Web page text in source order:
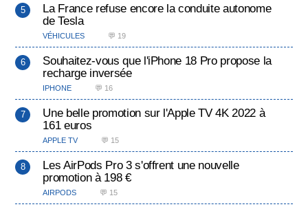
La France refuse encore la conduite autonome
de Tesla
VÉHICULES 💬 19
Souhaitez-vous que l'iPhone 18 Pro propose la
recharge inversée
IPHONE 💬 16
Une belle promotion sur l'Apple TV 4K 2022 à
161 euros
APPLE TV 💬 15
Les AirPods Pro 3 s'offrent une nouvelle
promotion à 198 €
AIRPODS 💬 15